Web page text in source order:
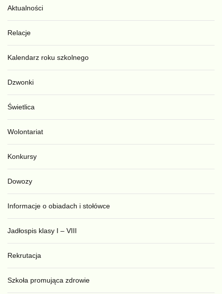
Aktualności
Relacje
Kalendarz roku szkolnego
Dzwonki
Świetlica
Wolontariat
Konkursy
Dowozy
Informacje o obiadach i stołówce
Jadłospis klasy I – VIII
Rekrutacja
Szkoła promująca zdrowie